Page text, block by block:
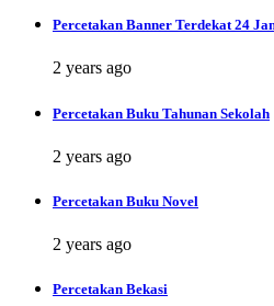
Percetakan Banner Terdekat 24
2 years ago
Percetakan Buku Tahunan Sekolah
2 years ago
Percetakan Buku Novel
2 years ago
Percetakan Bekasi